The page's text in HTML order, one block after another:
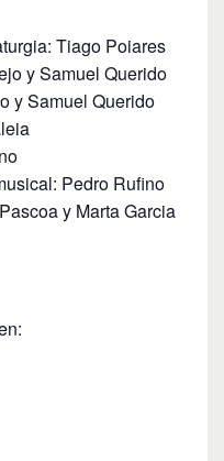
Tiago Poiares
y Samuel Querido
y Samuel Querido
Pedro Rufino
y Marta Garcia